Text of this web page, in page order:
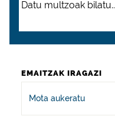
EMAITZAK IRAGAZI
Mota aukeratu